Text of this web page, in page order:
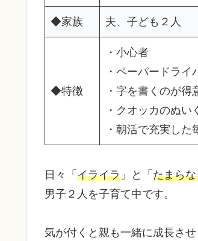
◆家族 夫、子ども２人
◆特徴
・小心者
・ペーパードライ
・字を書くのが得
・クオッカのぬい
・朝活で充実した
日々「 イライラ 」と「 たまら
男子２人を子育て中です。
気が付くと親も一緒に成長さ